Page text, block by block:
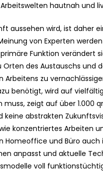
hautnah und
aussehen wird, ist daher
von Experten
Funktion verändert
des Austauschs und
zu
benötigt, wird auf
muss, zeigt auf über 1.000
keine abstrakten
konzentriertes Arbeiten
Homeoffice und Büro
anpasst und aktuelle
voll